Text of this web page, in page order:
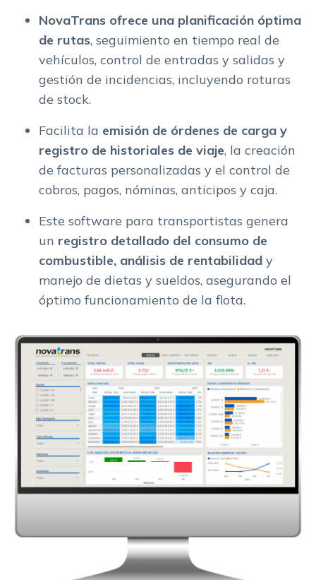
NovaTrans ofrece una planificación óptima
de rutas, seguimiento en tiempo real de
vehículos, control de entradas y salidas y
gestión de incidencias, incluyendo roturas
de stock.
Facilita la emisión de órdenes de carga y
registro de historiales de viaje, la creación
de facturas personalizadas y el control de
cobros, pagos, nóminas, anticipos y caja.
Este software para transportistas genera
un registro detallado del consumo de
combustible, análisis de rentabilidad y
manejo de dietas y sueldos, asegurando el
óptimo funcionamiento de la flota.